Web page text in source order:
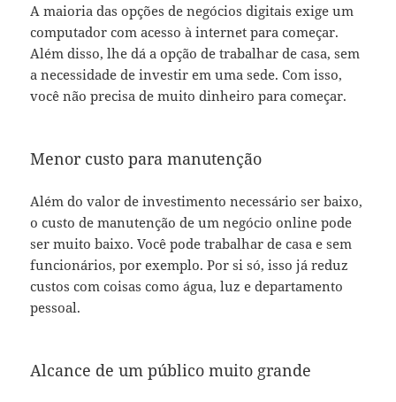
A maioria das opções de negócios digitais exige um
computador com acesso à internet para começar.
Além disso, lhe dá a opção de trabalhar de casa, sem
a necessidade de investir em uma sede. Com isso,
você não precisa de muito dinheiro para começar.
Menor custo para manutenção
Além do valor de investimento necessário ser baixo,
o custo de manutenção de um negócio online pode
ser muito baixo. Você pode trabalhar de casa e sem
funcionários, por exemplo. Por si só, isso já reduz
custos com coisas como água, luz e departamento
pessoal.
Alcance de um público muito grande